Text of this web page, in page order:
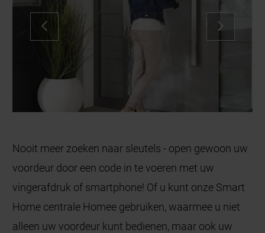
Nooit meer zoeken naar sleutels - open gewoon uw
voordeur door een code in te voeren met uw
vingerafdruk of smartphone! Of u kunt onze Smart
Home centrale Homee gebruiken, waarmee u niet
alleen uw voordeur kunt bedienen, maar ook uw